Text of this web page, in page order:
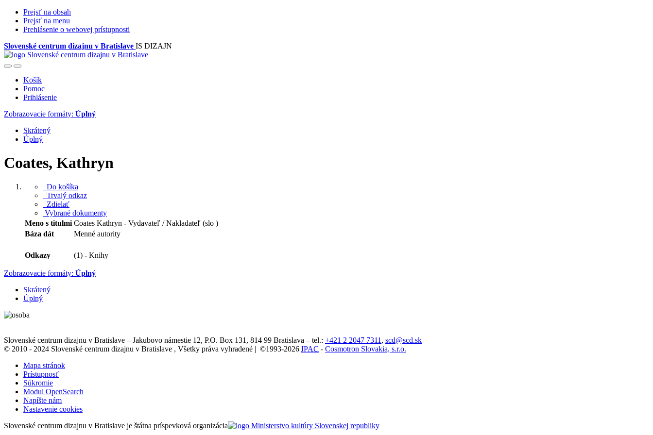
Prejsť na obsah
Prejsť na menu
Prehlásenie o webovej prístupnosti
Slovenské centrum dizajnu v Bratislave IS DIZAJN
Košík
Pomoc
Prihlásenie
Zobrazovacie formáty: Úplný
Skrátený
Úplný
Coates, Kathryn
Do košíka
Trvalý odkaz
Zdielať
Vybrané dokumenty
Meno s titulmi Coates Kathryn - Vydavateľ / Nakladateľ (slo )
Báza dát
Menné autority
Odkazy (1) - Knihy
Zobrazovacie formáty: Úplný
Skrátený
Úplný
Slovenské centrum dizajnu v Bratislave – Jakubovo námestie 12, P.O. Box 131, 814 99 Bratislava – tel.: +421 2 2047 7311 , scd@scd.sk
© 2010 - 2024 Slovenské centrum dizajnu v Bratislave , Všetky práva vyhradené | ©1993-2026 IPAC - Cosmotron Slovakia, s.r.o.
Mapa stránok
Prístupnosť
Súkromie
Modul OpenSearch
Napíšte nám
Nastavenie cookies
Slovenské centrum dizajnu v Bratislave je štátna príspevková organizácia